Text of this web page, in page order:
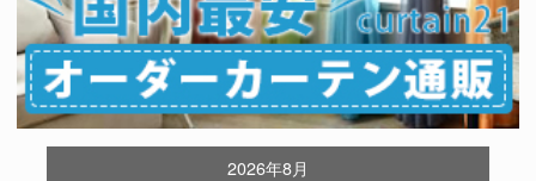
2026年8月